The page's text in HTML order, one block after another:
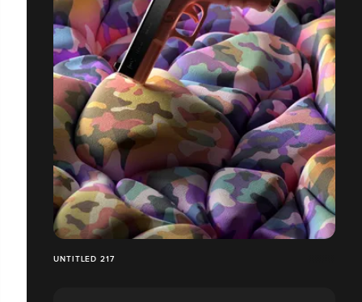
UNTITLED 217